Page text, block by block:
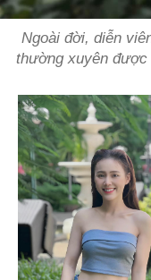
Ngoài đời, diễn
thường xuyên được